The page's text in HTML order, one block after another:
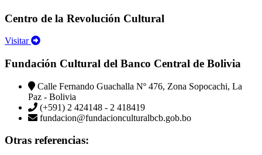
Centro de la Revolución Cultural
Visitar
Fundación Cultural del Banco Central de Bolivia
Calle Fernando Guachalla Nº 476, Zona Sopocachi, La
Paz - Bolivia
(+591) 2 424148 - 2 418419
fundacion@fundacionculturalbcb.gob.bo
Otras referencias: